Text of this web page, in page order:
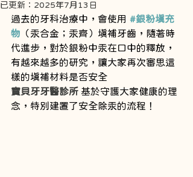
已更新： 2025年7月13日
過去的牙科治療中，會使用 #銀粉填充
物 （汞合金；汞齊）填補牙齒，隨著時
代進步，對於銀粉中汞在口中的釋放，
有越來越多的研究，讓大家再次審思這
樣的填補材料是否安全
寶貝牙牙醫診所 基於守護大家健康的理
念，特別建置了安全除汞的流程！